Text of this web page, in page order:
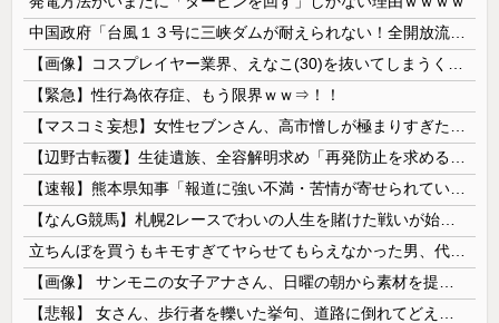
【緊急】性行為依存症、もう限界ｗｗ⇒！！